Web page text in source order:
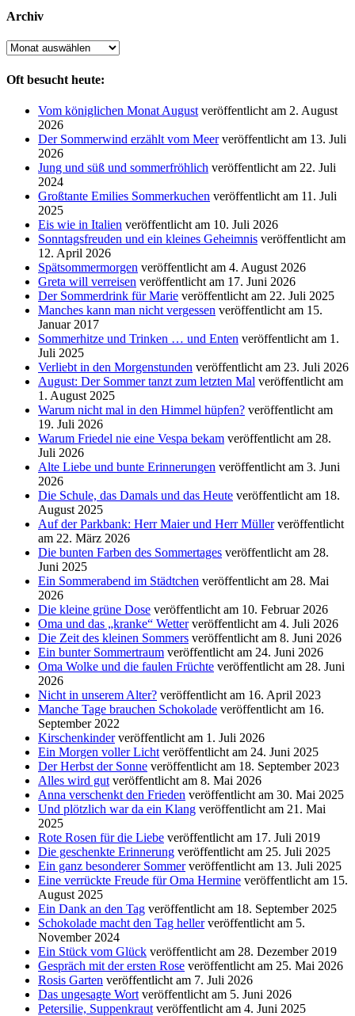
Archiv
Archiv
Oft besucht heute:
Vom königlichen Monat August veröffentlicht am 2. August
2026
Der Sommerwind erzählt vom Meer veröffentlicht am 13. Juli
2026
Jung und süß und sommerfröhlich veröffentlicht am 22. Juli
2024
Großtante Emilies Sommerkuchen veröffentlicht am 11. Juli
2025
Eis wie in Italien veröffentlicht am 10. Juli 2026
Sonntagsfreuden und ein kleines Geheimnis veröffentlicht am
12. April 2026
Spätsommermorgen veröffentlicht am 4. August 2026
Greta will verreisen veröffentlicht am 17. Juni 2026
Der Sommerdrink für Marie veröffentlicht am 22. Juli 2025
Manches kann man nicht vergessen veröffentlicht am 15.
Januar 2017
Sommerhitze und Trinken … und Enten veröffentlicht am 1.
Juli 2025
Verliebt in den Morgenstunden veröffentlicht am 23. Juli 2026
August: Der Sommer tanzt zum letzten Mal veröffentlicht am
1. August 2025
Warum nicht mal in den Himmel hüpfen? veröffentlicht am
19. Juli 2026
Warum Friedel nie eine Vespa bekam veröffentlicht am 28.
Juli 2026
Alte Liebe und bunte Erinnerungen veröffentlicht am 3. Juni
2026
Die Schule, das Damals und das Heute veröffentlicht am 18.
August 2025
Auf der Parkbank: Herr Maier und Herr Müller veröffentlicht
am 22. März 2026
Die bunten Farben des Sommertages veröffentlicht am 28.
Juni 2025
Ein Sommerabend im Städtchen veröffentlicht am 28. Mai
2026
Die kleine grüne Dose veröffentlicht am 10. Februar 2026
Oma und das „kranke“ Wetter veröffentlicht am 4. Juli 2026
Die Zeit des kleinen Sommers veröffentlicht am 8. Juni 2026
Ein bunter Sommertraum veröffentlicht am 24. Juni 2026
Oma Wolke und die faulen Früchte veröffentlicht am 28. Juni
2026
Nicht in unserem Alter? veröffentlicht am 16. April 2023
Manche Tage brauchen Schokolade veröffentlicht am 16.
September 2022
Kirschenkinder veröffentlicht am 1. Juli 2026
Ein Morgen voller Licht veröffentlicht am 24. Juni 2025
Der Herbst der Sonne veröffentlicht am 18. September 2023
Alles wird gut veröffentlicht am 8. Mai 2026
Anna verschenkt den Frieden veröffentlicht am 30. Mai 2025
Und plötzlich war da ein Klang veröffentlicht am 21. Mai
2025
Rote Rosen für die Liebe veröffentlicht am 17. Juli 2019
Die geschenkte Erinnerung veröffentlicht am 25. Juli 2025
Ein ganz besonderer Sommer veröffentlicht am 13. Juli 2025
Eine verrückte Freude für Oma Hermine veröffentlicht am 15.
August 2025
Ein Dank an den Tag veröffentlicht am 18. September 2025
Schokolade macht den Tag heller veröffentlicht am 5.
November 2024
Ein Stück vom Glück veröffentlicht am 28. Dezember 2019
Gespräch mit der ersten Rose veröffentlicht am 25. Mai 2026
Rosis Garten veröffentlicht am 7. Juli 2026
Das ungesagte Wort veröffentlicht am 5. Juni 2026
Petersilie, Suppenkraut veröffentlicht am 4. Juni 2025